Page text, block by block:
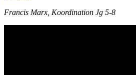
Francis Marx, Koordination Jg 5-8